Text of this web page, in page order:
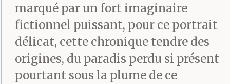
marqué par un fort imaginaire
fictionnel puissant, pour ce portrait
délicat, cette chronique tendre des
origines, du paradis perdu si présent
pourtant sous la plume de ce